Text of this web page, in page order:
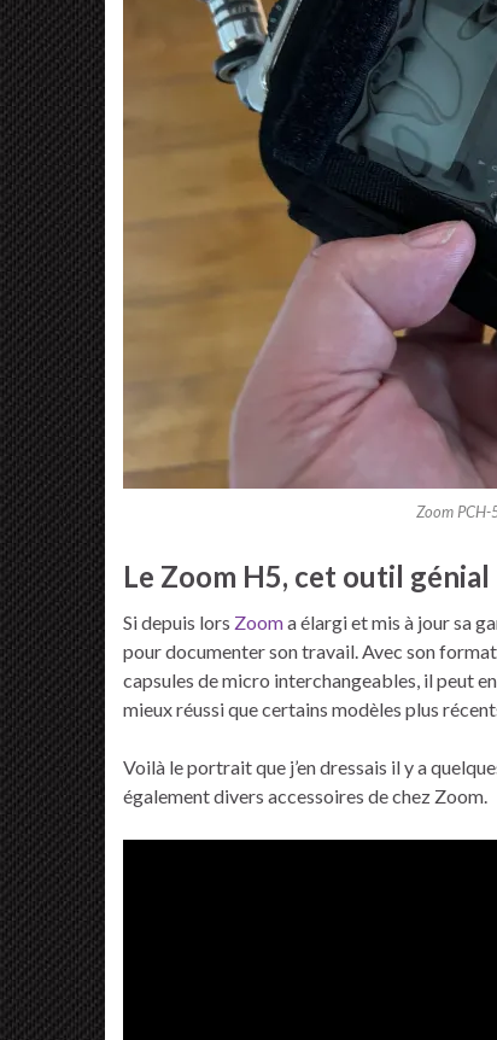
Zoom
Le Zoom H5, cet outil génial
Si depuis lors Zooma élargi et mis à jour sa
pour documenter son travail. Avec son
capsules de micro interchangeables, il peut
mieux réussi que certains modèles plus
Voilà le portrait que j’en dressais il y a
également divers accessoires de chez Zoom.